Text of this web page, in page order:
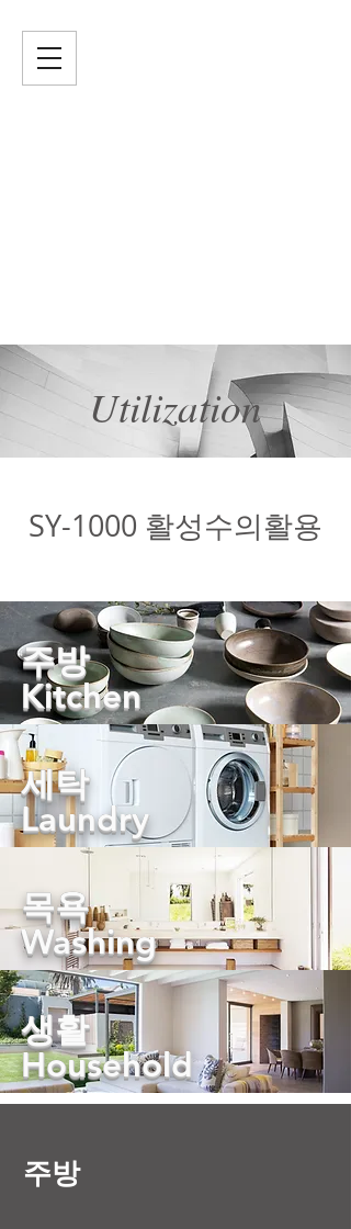
Utilization
SY-1000 활성수의활용
​주방
Kitchen
세탁
Laundry
목욕
Washing
생활
Household
주방